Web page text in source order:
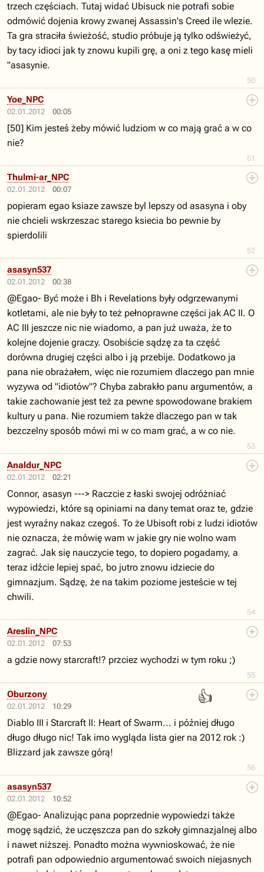
50
trzech częściach. Tutaj widać Ubisuck nie potrafi sobie
odmówić dojenia krowy zwanej Assassin's Creed ile wlezie.
Ta gra straciła świeżość, studio próbuje ją tylko odświeżyć,
by tacy idioci jak ty znowu kupili grę, a oni z tego kasę mieli
"asasynie.
02.01.2012 00:05
51
Yoe_NPC
[50] Kim jesteś żeby mówić ludziom w co mają grać a w co
nie?
02.01.2012 00:07
52
Thulmi-ar_NPC
popieram egao ksiaze zawsze byl lepszy od asasyna i oby
nie chcieli wskrzeszac starego ksiecia bo pewnie by
spierdolili
02.01.2012 00:38
53
asasyn537
@Egao- Być może i Bh i Revelations były odgrzewanymi
kotletami, ale nie były to też pełnoprawne części jak AC II. O
AC III jeszcze nic nie wiadomo, a pan już uważa, że to
kolejne dojenie graczy. Osobiście sądzę za ta część
dorówna drugiej części albo i ją przebije. Dodatkowo ja
pana nie obrażałem, więc nie rozumiem dlaczego pan mnie
wyzywa od "idiotów"? Chyba zabrakło panu argumentów, a
takie zachowanie jest też za pewne spowodowane brakiem
kultury u pana. Nie rozumiem także dlaczego pan w tak
bezczelny sposób mówi mi w co mam grać, a w co nie.
02.01.2012 02:21
54
Analdur_NPC
Connor, asasyn ---> Raczcie z łaski swojej odróżniać
wypowiedzi, które są opiniami na dany temat oraz te, gdzie
jest wyraźny nakaz czegoś. To że Ubisoft robi z ludzi idiotów
nie oznacza, że mówię wam w jakie gry nie wolno wam
zagrać. Jak się nauczycie tego, to dopiero pogadamy, a
teraz idźcie lepiej spać, bo jutro znowu idziecie do
gimnazjum. Sądzę, że na takim poziome jesteście w tej
chwili.
02.01.2012 07:53
55
Areslin_NPC
a gdzie nowy starcraft!? przciez wychodzi w tym roku ;)
02.01.2012 10:29
👍
56
Oburzony
Diablo III i Starcraft II: Heart of Swarm... i później długo
długo długo nic! Tak imo wygląda lista gier na 2012 rok :)
Blizzard jak zawsze górą!
02.01.2012 10:52
asasyn537
@Egao- Analizując pana poprzednie wypowiedzi także
mogę sądzić, że uczęszcza pan do szkoły gimnazjalnej albo
i nawet niższej. Ponadto można wywnioskować, że nie
potrafi pan odpowiednio argumentować swoich niejasnych